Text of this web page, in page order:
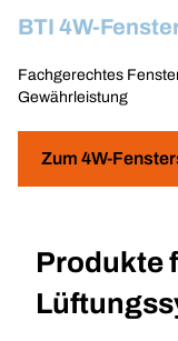
BTI 4W-
Fachgerechtes
Gewährleistung
Zum 4W-
Produkte